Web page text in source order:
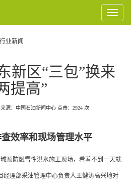
Toggle
业新闻
新区“三包”换来
提高”
来源：中国石油新闻中心 点击： 2924 次
效率和现场管理水平
预防融雪性洪水施工现场，看着不到一天就
经理部采油管理中心负责人王健涛高兴地对